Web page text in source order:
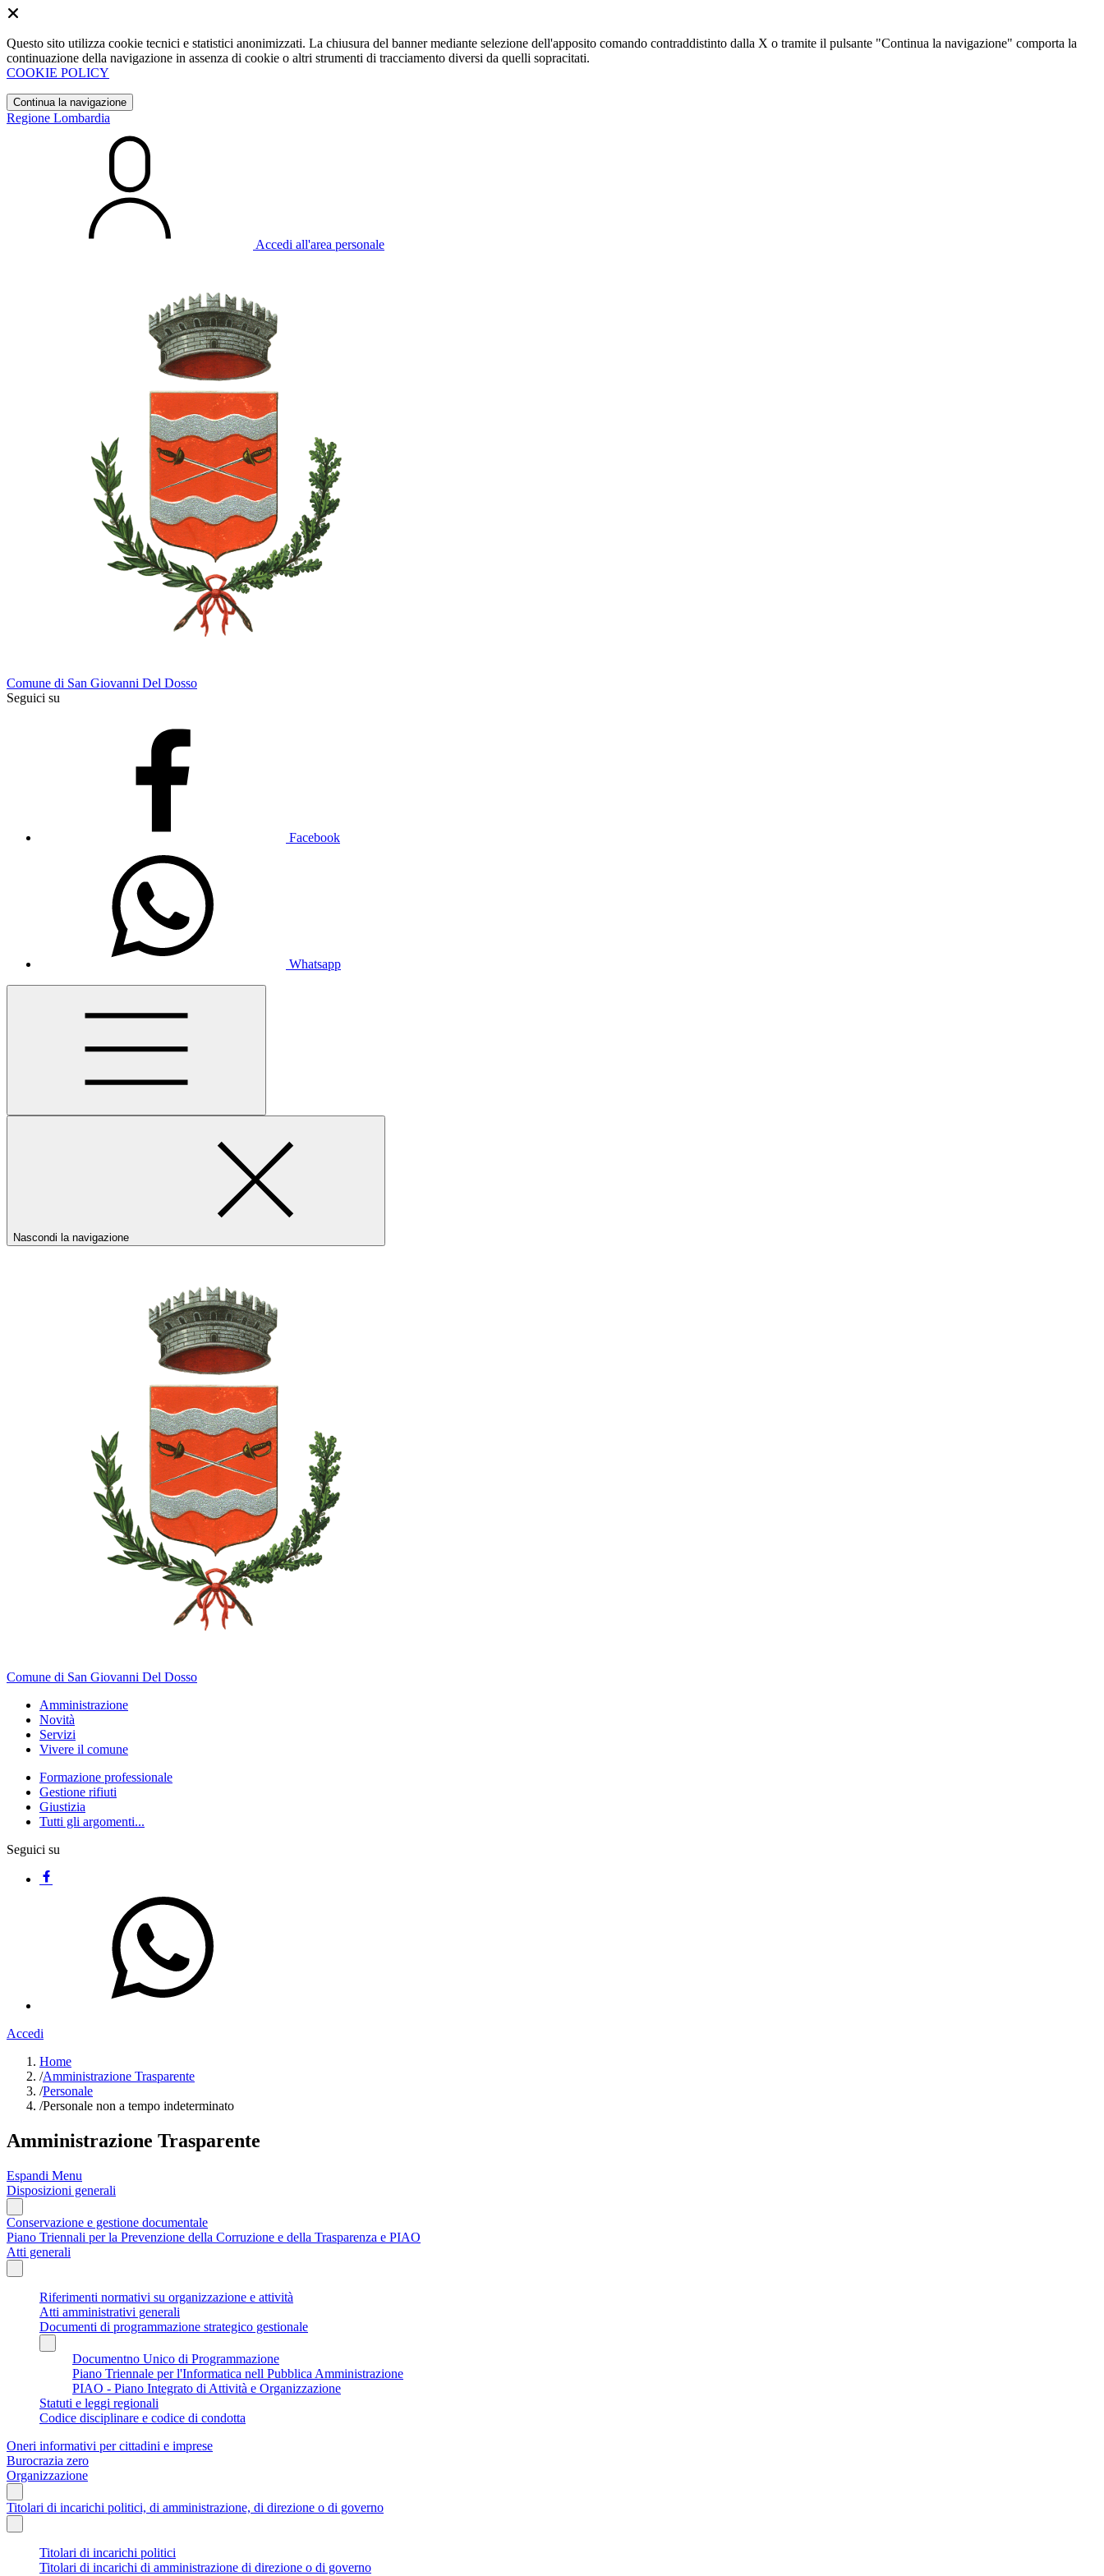
Questo sito utilizza cookie tecnici e statistici anonimizzati. La chiusura del banner mediante selezione dell'apposito comando contraddistinto dalla X o tramite il pulsante "Continua la navigazione" comporta la
continuazione della navigazione in assenza di cookie o altri strumenti di tracciamento diversi da quelli sopracitati.
COOKIE POLICY
Continua la navigazione
Regione Lombardia
Accedi all'area personale
Comune di San Giovanni Del Dosso
Seguici su
Facebook
Whatsapp
Nascondi la navigazione
Comune di San Giovanni Del Dosso
Amministrazione
Novità
Servizi
Vivere il comune
Formazione professionale
Gestione rifiuti
Giustizia
Tutti gli argomenti...
Seguici su
Accedi
Home
/Amministrazione Trasparente
/Personale
/Personale non a tempo indeterminato
Amministrazione Trasparente
Espandi Menu
Disposizioni generali
Conservazione e gestione documentale
Piano Triennali per la Prevenzione della Corruzione e della Trasparenza e PIAO
Atti generali
Riferimenti normativi su organizzazione e attività
Atti amministrativi generali
Documenti di programmazione strategico gestionale
Documentno Unico di Programmazione
Piano Triennale per l'Informatica nell Pubblica Amministrazione
PIAO - Piano Integrato di Attività e Organizzazione
Statuti e leggi regionali
Codice disciplinare e codice di condotta
Oneri informativi per cittadini e imprese
Burocrazia zero
Organizzazione
Titolari di incarichi politici, di amministrazione, di direzione o di governo
Titolari di incarichi politici
Titolari di incarichi di amministrazione di direzione o di governo